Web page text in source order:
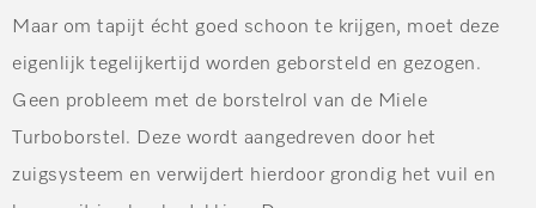
Maar om tapijt écht goed schoon te krijgen, moet deze
eigenlijk tegelijkertijd worden geborsteld en gezogen.
Geen probleem met de borstelrol van de Miele
Turboborstel . Deze wordt aangedreven door het
zuigsysteem en verwijdert hierdoor grondig het vuil en